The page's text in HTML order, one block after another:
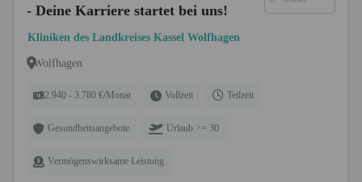
- Deine Karriere startet bei uns!
Kliniken des Landkreises Kassel Wolfhagen
Wolfhagen
2.940 - 3.780 €/Monat Vollzeit Teilzeit
Gesundheitsangebote Urlaub >= 30
Vermögenswirksame Leistung